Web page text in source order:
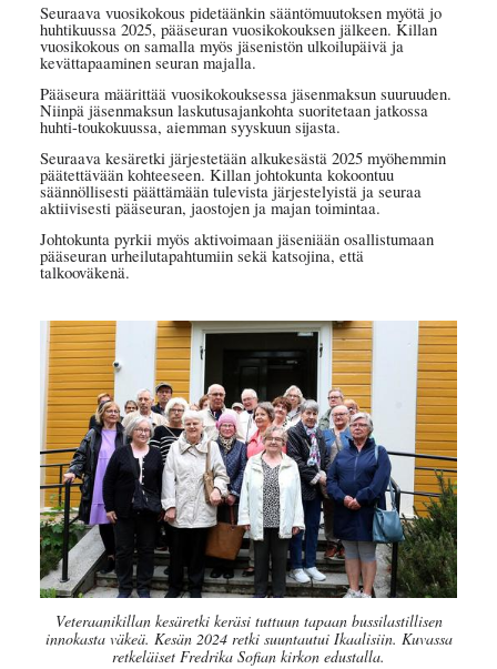
Seuraava vuosikokous pidetäänkin sääntömuutoksen myötä jo
huhtikuussa 2025, pääseuran vuosikokouksen jälkeen. Killan
vuosikokous on samalla myös jäsenistön ulkoilupäivä ja
kevättapaaminen seuran majalla.
Pääseura määrittää vuosikokouksessa jäsenmaksun suuruuden.
Niinpä jäsenmaksun laskutusajankohta suoritetaan jatkossa
huhti-toukokuussa, aiemman syyskuun sijasta.
Seuraava kesäretki järjestetään alkukesästä 2025 myöhemmin
päätettävään kohteeseen. Killan johtokunta kokoontuu
säännöllisesti päättämään tulevista järjestelyistä ja seuraa
aktiivisesti pääseuran, jaostojen ja majan toimintaa.
Johtokunta pyrkii myös aktivoimaan jäseniään osallistumaan
pääseuran urheilutapahtumiin sekä katsojina, että
talkooväkenä.
Veteraanikillan kesäretki keräsi tuttuun tapaan bussilastillisen
innokasta väkeä. Kesän 2024 retki suuntautui Ikaalisiin. Kuvassa
retkeläiset Fredrika Sofian kirkon edustalla.